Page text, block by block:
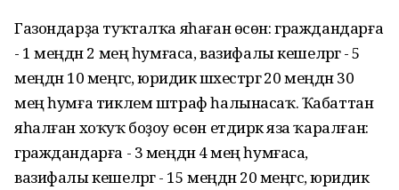
Газондарҙа туҡталҡа яһаған өсөн: граждандарға
- 1 меңдән 2 мең һумғаса, вазифалы кешеләргә - 5
меңдән 10 меңгәсә, юридик шәхестәргә 20 меңдән 30
мең һумға тиклем штраф һалынасаҡ. Ҡабаттан
яһалған хоҡуҡ боҙоу өсөн етдирәк яза ҡаралған:
граждандарға - 3 меңдән 4 мең һумғаса,
вазифалы кешеләргә - 15 меңдән 20 меңгәсә, юридик